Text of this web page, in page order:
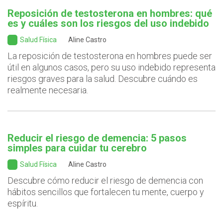
Reposición de testosterona en hombres: qué
es y cuáles son los riesgos del uso indebido
Salud Física Aline Castro
La reposición de testosterona en hombres puede ser
útil en algunos casos, pero su uso indebido representa
riesgos graves para la salud. Descubre cuándo es
realmente necesaria.
Reducir el riesgo de demencia: 5 pasos
simples para cuidar tu cerebro
Salud Física Aline Castro
Descubre cómo reducir el riesgo de demencia con
hábitos sencillos que fortalecen tu mente, cuerpo y
espíritu.